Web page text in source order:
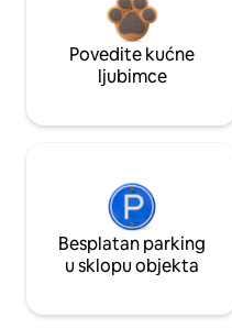
Povedite kućne
ljubimce
Besplatan parking
u sklopu objekta